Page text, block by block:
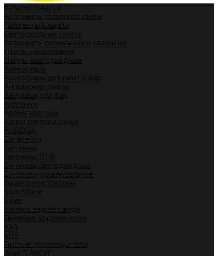
Каталог товаров
Автолампы головного света
Галогенные лампы
Светодиодные лампы
Автолампы сигнальные и салонные
Лампы накаливания
Лампы светодиодные
Аксессуары
Аксессуары для ламп и фар
Ангельские глазки
Заглушки для фар
Колпачки
Ароматизаторы
Балки светодиодные
AURORA
Батарейки
Би-линзы
Би-линзы ПТФ
Би-линзы светодиодные
Би-линзы универсальные
Видеорегистраторы
SilverStone
Viper
Камеры заднего вида
Дневные ходовые огни
K&S
MTF
Прочие производители
Знак "ТАКСИ"